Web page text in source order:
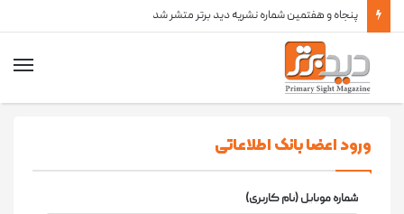
پنجاه و هفتمین شماره نشریه دید برتر متشر شد
ورود اعضا بانک اطلاعاتی
شماره موبایل (نام کاربری)